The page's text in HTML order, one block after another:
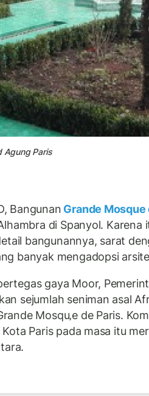
Agung Paris
Bangunan Grande Mosque
di Spanyol. Karena
bangunannya, sarat
banyak mengadopsi
gaya Moor,
sejumlah seniman asal
Mosqu‚e de Paris.
Paris pada masa itu